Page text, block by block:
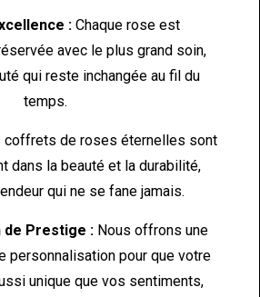
: Chaque rose est
avec le plus grand soin,
qui reste inchangée au fil du
temps.
coffrets de roses éternelles sont
dans la beauté et la durabilité,
qui ne se fane jamais.
de Prestige :Nous offrons une
personnalisation pour que votre
unique que vos sentiments,